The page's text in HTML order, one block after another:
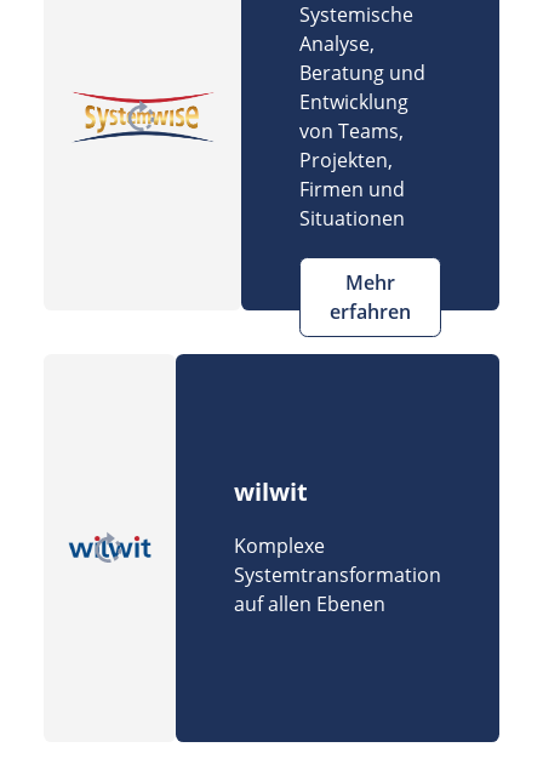
Systemische
Analyse,
Beratung und
Entwicklung
von Teams,
Projekten,
Firmen und
Situationen
Mehr
erfahren
wilwit
Komplexe
Systemtransformation
auf allen Ebenen